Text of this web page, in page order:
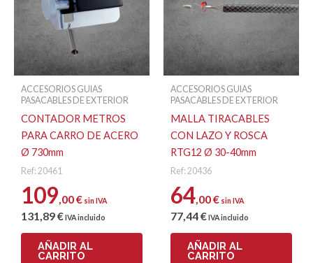
ACCESORIOS GUIAS
PASACABLES DE EXTERIOR
CONTADOR METROS
PARA CARRO DE ACERO
Ø 730mm
Ref: 20461
109,00€ sin IVA
131,89€ IVA incluido
AÑADIR AL
CARRITO
ACCESORIOS GUIAS
PASACABLES DE EXTERIOR
MALLA TIRACABLES
CON LAZO Y ROSCA
RTG12 Ø 30-40mm
Ref: 20436
64,00€ sin IVA
77,44€ IVA incluido
AÑADIR AL
CARRITO